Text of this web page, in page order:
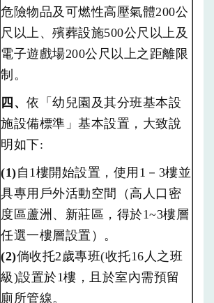
危險物品及可燃性高壓氣體200公
尺以上、殯葬設施500公尺以上及
電子遊戲場200公尺以上之距離限
制。
四、 依「幼兒園及其分班基本設
施設備標準」基本設置，大致說
明如下:
(1)自1樓開始設置，使用1－3樓並
具專用戶外活動空間（高人口密
度區蘆洲、新莊區，得於1~3樓層
任選一樓層設置）。
(2)倘收托2歲專班(收托16人之班
級)設置於1樓，且於室內需預留
廁所管線。